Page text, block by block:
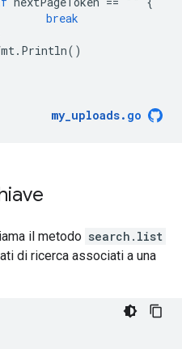
break
. Println()
my_uploads. go
il metodo search.list
di ricerca associati a una